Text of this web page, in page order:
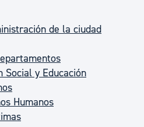
de la ciudad
Social y Educación
Humanos